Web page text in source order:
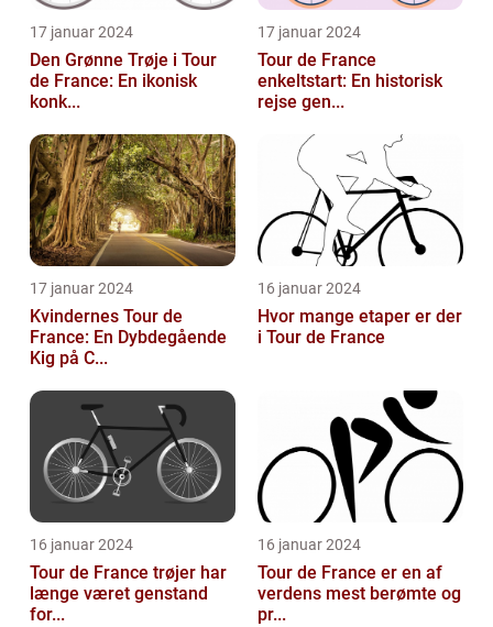
17 januar 2024
Den Grønne Trøje i Tour
de France: En ikonisk
konk...
17 januar 2024
Tour de France
enkeltstart: En historisk
rejse gen...
17 januar 2024
Kvindernes Tour de
France: En Dybdegående
Kig på C...
16 januar 2024
Hvor mange etaper er der
i Tour de France
16 januar 2024
Tour de France trøjer har
længe været genstand
for...
16 januar 2024
Tour de France er en af
verdens mest berømte og
pr...